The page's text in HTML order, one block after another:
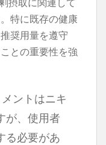
特に既存の健康
奨用量を遵守
との重要性を強
ントはニキ
が、使用者
る必要があ